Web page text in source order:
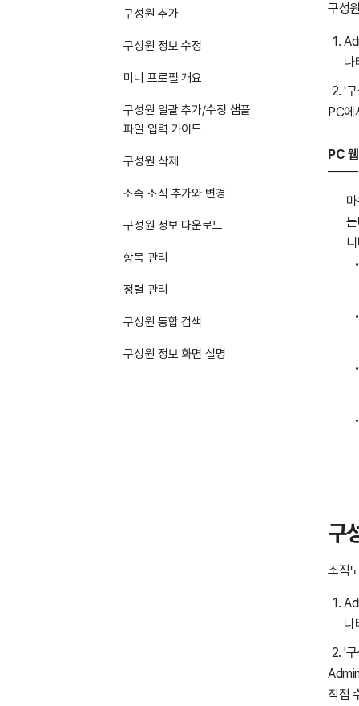
구성원 추가
구성원 정보 수정
미니 프로필 개요
구성원 일괄 추가/수정 샘플
파일 입력 가이드
구성원 삭제
소속 조직 추가와 변경
구성원 정보 다운로드
항목 관리
정렬 관리
구성원 통합 검색
구성원 정보 화면 설명
구성
나
'
PC에
PC 웹
구
조직
나
'
직접